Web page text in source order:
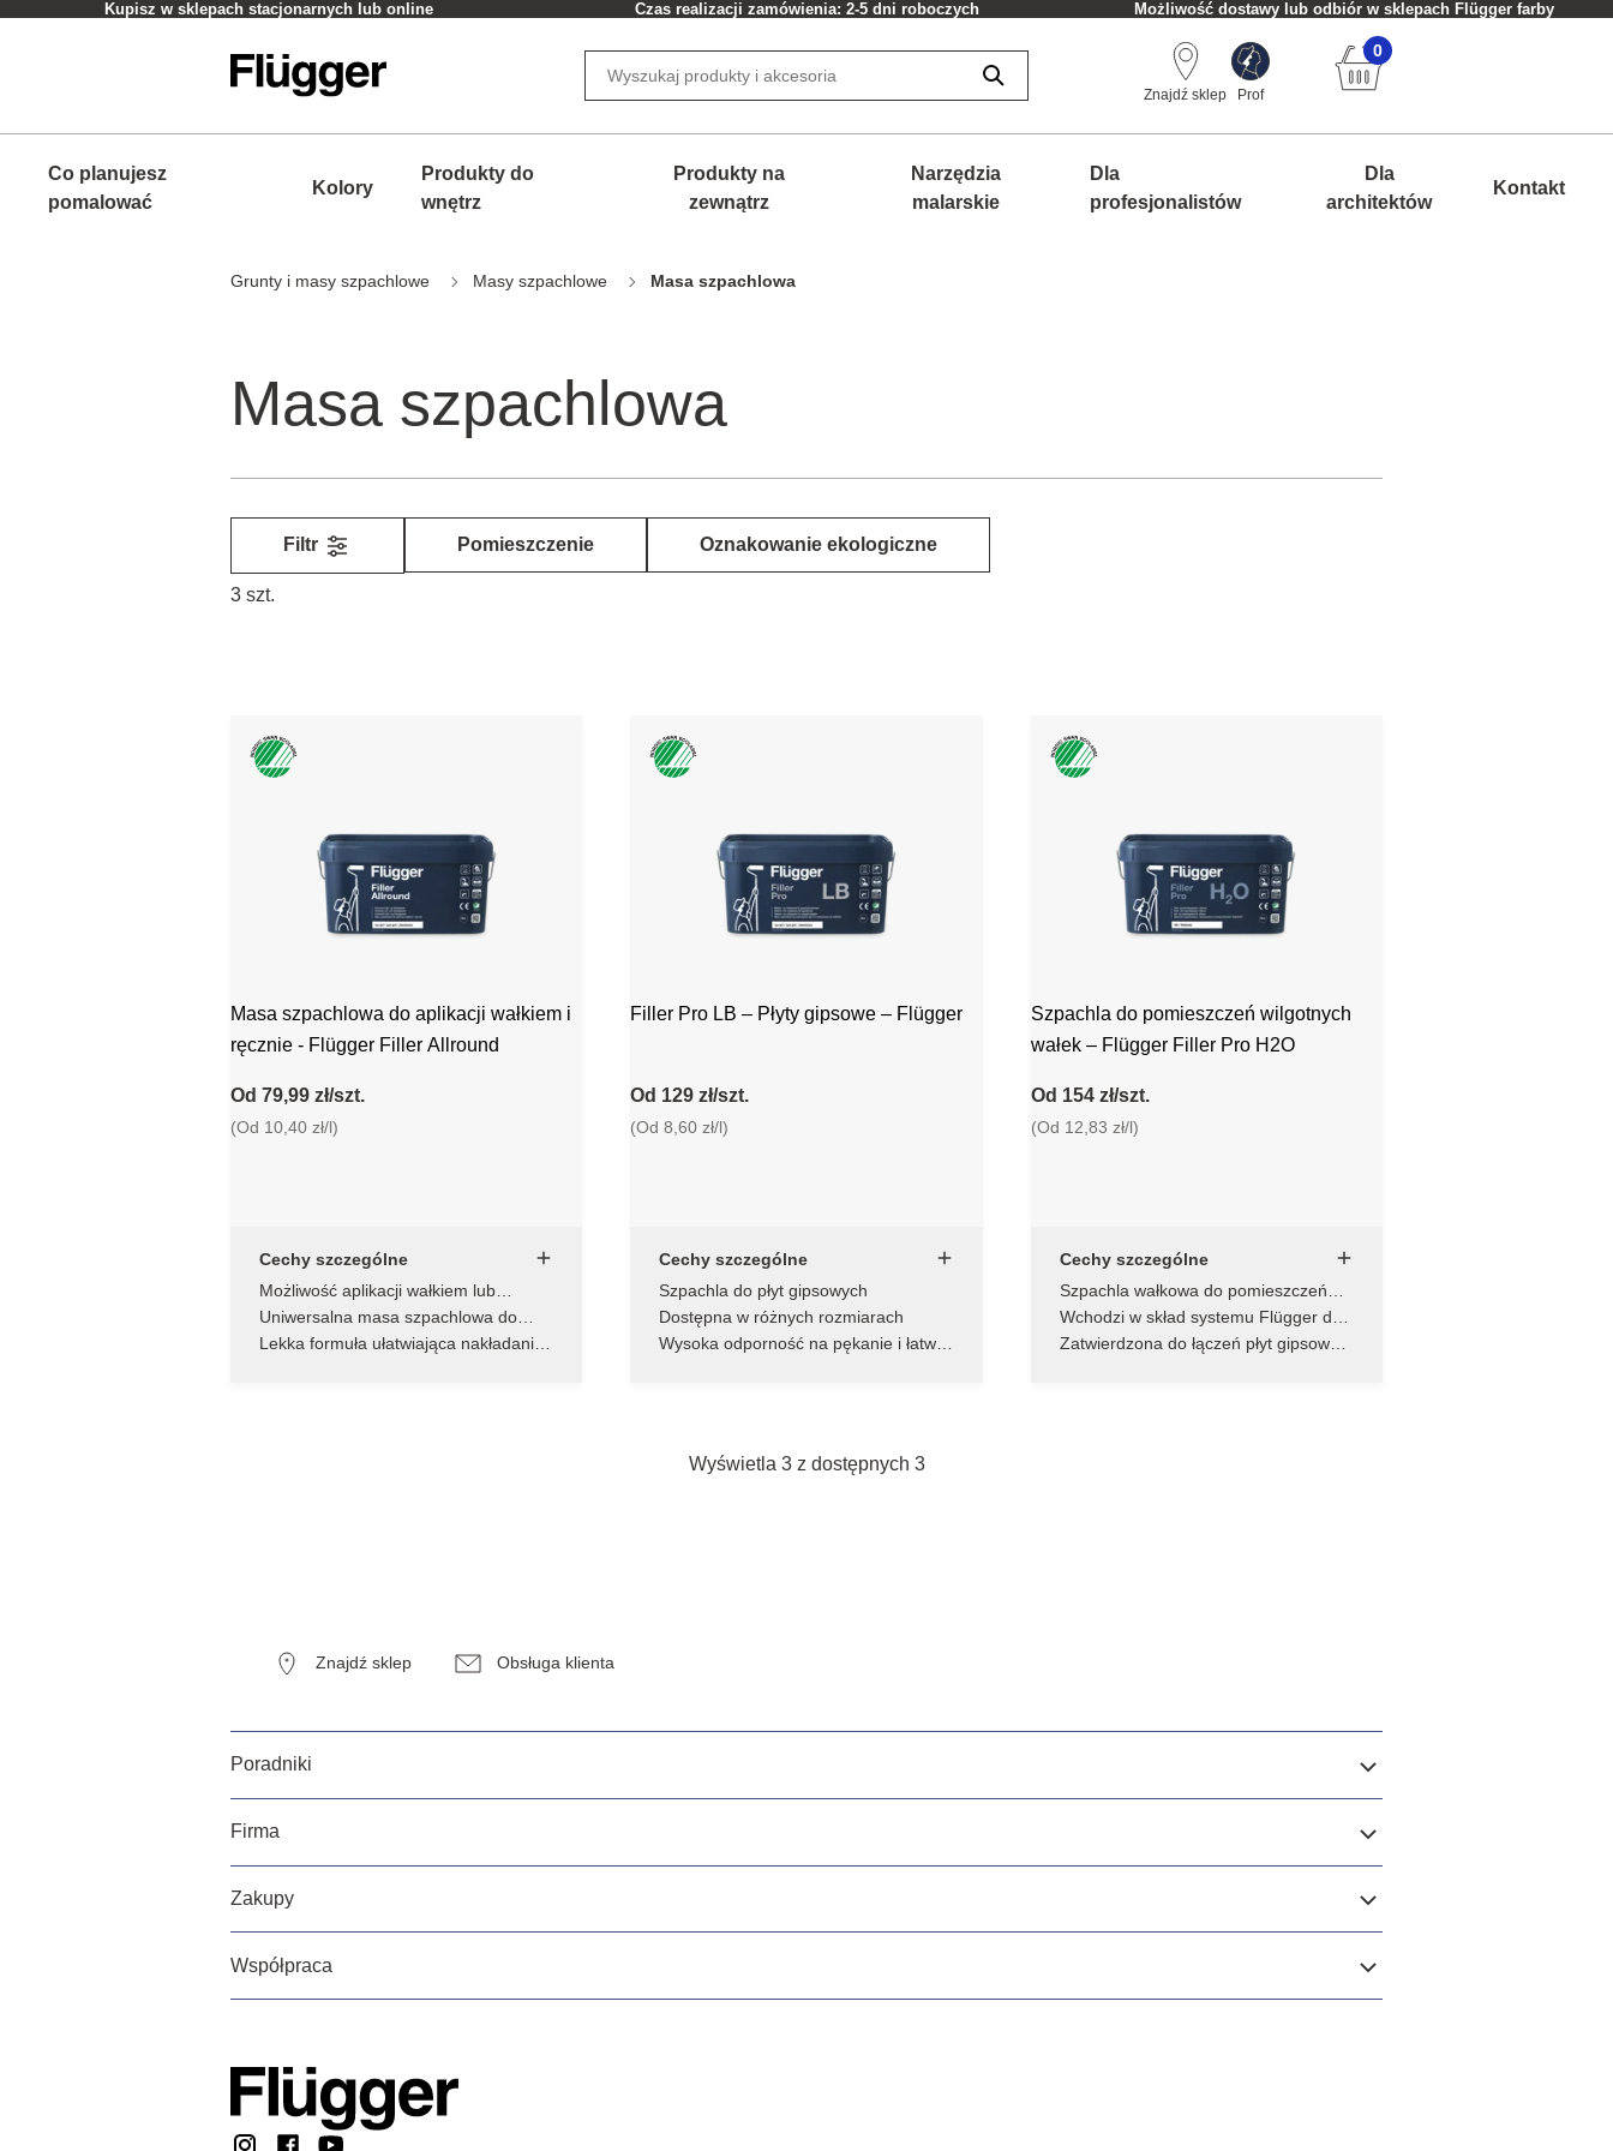
Kupisz w sklepach stacjonarnych lub online Czas realizacji zamówienia: 2-5 dni roboczych Możliwość dostawy lub odbiór w sklepach Flügger farby
Znajdź sklep Prof
0
Co planujesz
pomalować
Kolory
Produkty do
wnętrz
Produkty na
zewnątrz
Narzędzia
malarskie
Dla
profesjonalistów
Dla
architektów
Kontakt
Grunty i masy szpachlowe Masy szpachlowe Masa szpachlowa
Masa szpachlowa
3 szt.
Filtr Pomieszczenie Oznakowanie ekologiczne
Masa szpachlowa do aplikacji wałkiem i
ręcznie - Flügger Filler Allround
Od 79,99 zł/szt.
(Od 10,40 zł/l)
Cechy szczególne
Możliwość aplikacji wałkiem lub
ręcznie
Uniwersalna masa szpachlowa do
suchych pomieszczeń
Lekka formuła ułatwiająca nakładanie i
Filler Pro LB – Płyty gipsowe – Flügger
Od 129 zł/szt.
(Od 8,60 zł/l)
Cechy szczególne
Szpachla do płyt gipsowych
Dostępna w różnych rozmiarach
Wysoka odporność na pękanie i łatwa
Szpachla do pomieszczeń wilgotnych
wałek – Flügger Filler Pro H2O
Od 154 zł/szt.
(Od 12,83 zł/l)
Cechy szczególne
Szpachla wałkowa do pomieszczeń
wilgotnych
Wchodzi w skład systemu Flügger do
pomieszczeń wilgotnych
Zatwierdzona do łączeń płyt gipsowo-
Wyświetla 3 z dostępnych 3
Znajdź sklep Obsługa klienta
Poradniki
Firma
Zakupy
Współpraca